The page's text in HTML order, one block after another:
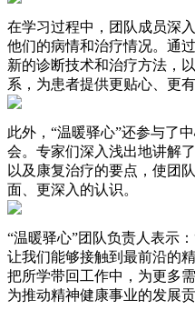
在学习过程中，团队成员深
他们的病情和治疗情况。通
新的诊断技术和治疗方法，
系，为患者提供更贴心、更有
此外，“温暖驿心”还参与了
会。专家们深入浅出地讲解
以及康复治疗的要点，使团
面、更深入的认识。
“温暖驿心”团队负责人表示
让我们能够接触到最前沿的
把所学带回工作中，为更多
为推动精神健康事业的发展